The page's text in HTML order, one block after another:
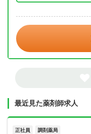
最近見た薬剤師求人
正社員 調剤薬局